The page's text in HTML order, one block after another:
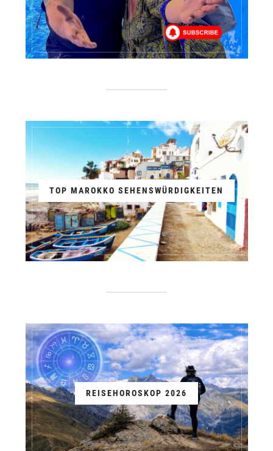
TOP MAROKKO SEHENSWÜRDIGKEITEN
REISEHOROSKOP 2026